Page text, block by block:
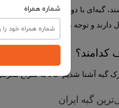
در مقابل، در
گبه آشنا شدیم حالا به سراغ
شماره همراه